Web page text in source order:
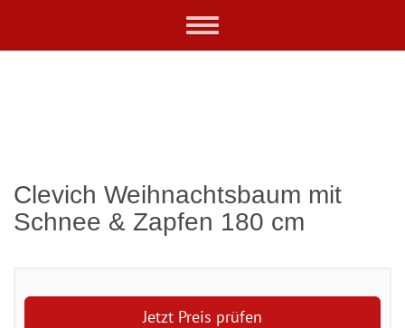
Toggle
Clevich Weihnachtsbaum mit
Schnee & Zapfen 180 cm
Jetzt Preis prüfen